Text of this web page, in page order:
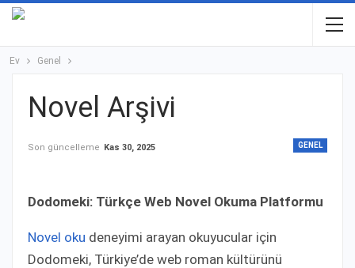
Ev Genel
Novel Arşivi
GENEL
Son güncelleme Kas 30, 2025
Dodomeki: Türkçe Web Novel Okuma Platformu
Novel oku deneyimi arayan okuyucular için
Dodomeki, Türkiye’de web roman kültürünü